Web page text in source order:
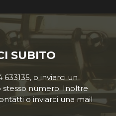
SUBITO
o inviarci un
numero. Inoltre
o inviarci una mail